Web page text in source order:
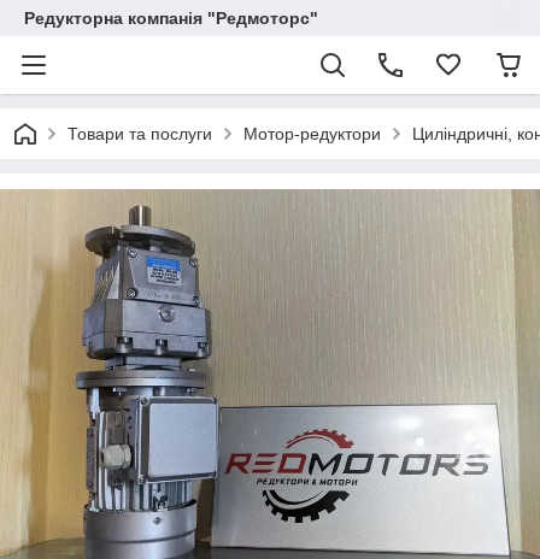
Редукторна компанія "Редмоторс"
Товари та послуги Мотор-редуктори Циліндричні,